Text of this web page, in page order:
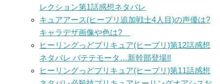
レクション第1話感想ネタバレ
キュアアース(ヒープリ追加戦士4人目)の声優は?
キャラデザ画像や色は?
ヒーリングっどプリキュア(ヒープリ)第12話感想
ネタバレ バテテモータ…新幹部登場!!
ヒーリングっどプリキュア(ヒープリ)第11話感想